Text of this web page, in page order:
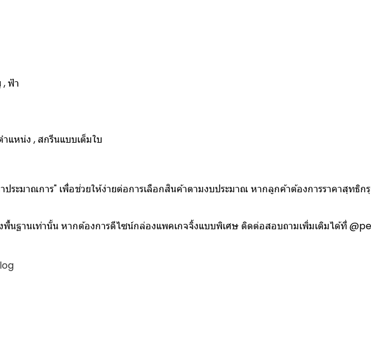
, ฟ้า
ำแหน่ง , สกรีนแบบเต็มใบ
ประมาณการ" เพื่อช่วยให้ง่ายต่อการเลือกสินค้าตามงบประมาณ หากลูกค้าต้องการราคาสุทธิ
พื้นฐานเท่านั้น หากต้องการดีไซน์กล่องแพคเกจจิ้งแบบพิเศษ ติดต่อสอบถามเพิ่มเติมได้ที่